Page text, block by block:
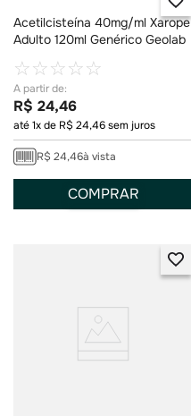
Acetilcisteína 40mg/ml Xarope
Adulto 120ml Genérico Geolab
☆☆☆☆☆
R$ 24,46
até1x de R$24,46sem juros
R$ 24,46à vista
COMPRAR